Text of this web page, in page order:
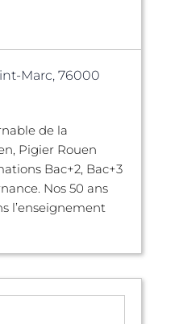
Marc, 76000
de la
Pigier Rouen
Bac+2, Bac+3
Nos 50 ans
l’enseignement